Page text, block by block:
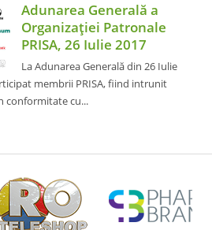
Adunarea Generală a
Organizației Patronale
PRISA, 26 Iulie 2017
La Adunarea Generală din 26 Iulie
membrii PRISA, fiind intrunit
conformitate cu...